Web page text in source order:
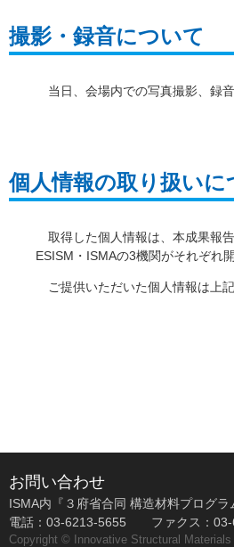
撮影・録音について
当日、会場内での写真撮影、録
個人情報の取り扱いに
取得した個人情報は、本成果報
ESISM・ISMAの3機関がそれぞれ
ご提供いただいた個人情報は上
お問い合わせ
ISMA内『３府省合同 構造材料プログ
電話：03-6213-5655 ファクス：03-
Copyright © Innovative Structural